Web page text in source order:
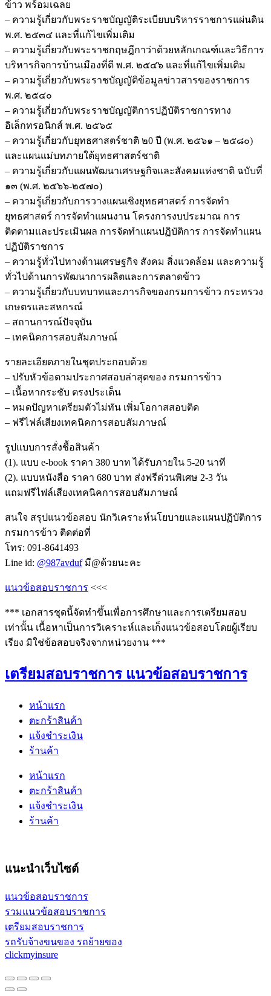
ปฏิบัติ
การ
กรม
การ
ข้าว
ชิ้น
ข้าว พร้อมเฉลย
– ความรู้เกี่ยวกับพระราชบัญญัติระเบียบบริหารราชการแผ่นดิน
พ.ศ. ๒๕๓๔ และที่แก้ไขเพิ่มเติม
– ความรู้เกี่ยวกับพระราชกฤษฎีกาว่าด้วยหลักเกณฑ์และวิธีการ
บริหารกิจการบ้านเมืองที่ดี พ.ศ. ๒๕๔๖ และที่แก้ไขเพิ่มเติม
– ความรู้เกี่ยวกับพระราชบัญญัติข้อมูลข่าวสารของราชการ
พ.ศ. ๒๕๔๐
– ความรู้เกี่ยวกับพระราชบัญญัติการปฏิบัติราชการทาง
อิเล็กทรอนิกส์ พ.ศ. ๒๕๖๕
– ความรู้เกี่ยวกับยุทธศาสตร์ชาติ ๒0 ปี (พ.ศ. ๒๕๖๑ – ๒๕๘๐)
และแผนแม่บทภายใต้ยุทธศาสตร์ชาติ
– ความรู้เกี่ยวกับแผนพัฒนาเศรษฐกิจและสังคมแห่งชาติ ฉบับที่
๑๓ (พ.ศ. ๒๕๖๖-๒๕๗๐)
– ความรู้เกี่ยวกับการวางแผนเชิงยุทธศาสตร์ การจัดทำ
ยุทธศาสตร์ การจัดทำแผนงาน โครงการงบประมาณ การ
ติดตามและประเมินผล การจัดทำแผนปฏิบัติการ การจัดทำแผน
ปฏิบัติราชการ
– ความรู้ทั่วไปทางด้านเศรษฐกิจ สังคม สิ่งแวดล้อม และความรู้
ทั่วไปด้านการพัฒนาการผลิตและการตลาดข้าว
– ความรู้เกี่ยวกับบทบาทและภารกิจของกรมการข้าว กระทรวง
เกษตรและสหกรณ์
– สถานการณ์ปัจจุบัน
– เทคนิคการสอบสัมภาษณ์
รายละเอียดภายในชุดประกอบด้วย
– ปรับหัวข้อตามประกาศสอบล่าสุดของ กรมการข้าว
– เนื้อหากระชับ ตรงประเด็น
– หมดปัญหาเตรียมตัวไม่ทัน เพิ่มโอกาสสอบติด
– ฟรีไฟล์เสียงเทคนิคการสอบสัมภาษณ์
รูปแบบการสั่งชื้อสินค้า
(1). แบบ e-book ราคา 380 บาท ได้รับภายใน 5-20 นาที
(2). แบบหนังสือ ราคา 680 บาท ส่งฟรีด่วนพิเศษ 2-3 วัน
แถมฟรีไฟล์เสียงเทคนิคการสอบสัมภาษณ์
สนใจ สรุปแนวข้อสอบ นักวิเคราะห์นโยบายและแผนปฏิบัติการ
กรมการข้าว ติดต่อที่
โทร: 091-8641493
Line id: @987avdufมี@ด้วยนะคะ
แนวข้อสอบราชการ <<<
*** เอกสารชุดนี้จัดทำขึ้นเพื่อการศึกษาและการเตรียมสอบ
เท่านั้น เนื้อหาเป็นการวิเคราะห์และเก็งแนวข้อสอบโดยผู้เรียบ
เรียง มิใช่ข้อสอบจริงจากหน่วยงาน ***
เตรียมสอบราชการ แนวข้อสอบราชการ
หน้าแรก
ตะกร้าสินค้า
แจ้งชำระเงิน
ร้านค้า
หน้าแรก
ตะกร้าสินค้า
แจ้งชำระเงิน
ร้านค้า
แนะนำเว็บไซต์
แนวข้อสอบราชการ
รวมแนวข้อสอบราชการ
เตรียมสอบราชการ
รถรับจ้างขนของ รถย้ายของ
clickmyinsure